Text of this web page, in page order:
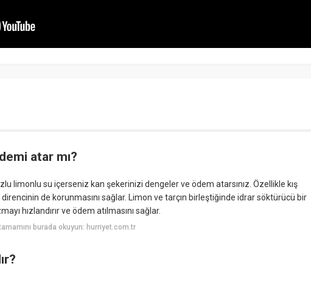
atar mı?
limonlu su içerseniz kan şekerinizi dengeler ve ödem atarsınız. Özellikle kış
direncinin de korunmasını sağlar. Limon ve tarçın birleştiğinde idrar söktürücü bir
hızlandırır ve ödem atılmasını sağlar.
burada okuyun: hurriyet.com.tr